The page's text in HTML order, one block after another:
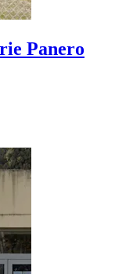
Panero